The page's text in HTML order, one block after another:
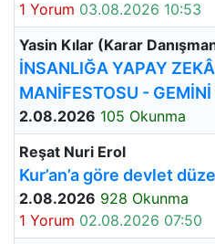
1 Yorum 03.08.2026 10:53
Yasin Kılar (Karar
İNSANLIĞA YAPAY
MANİFESTOSU -
2.08.2026 105 Okunma
Reşat Nuri Erol
Kur’an’a göre devlet
2.08.2026 928 Okunma
1 Yorum 02.08.2026 07:50